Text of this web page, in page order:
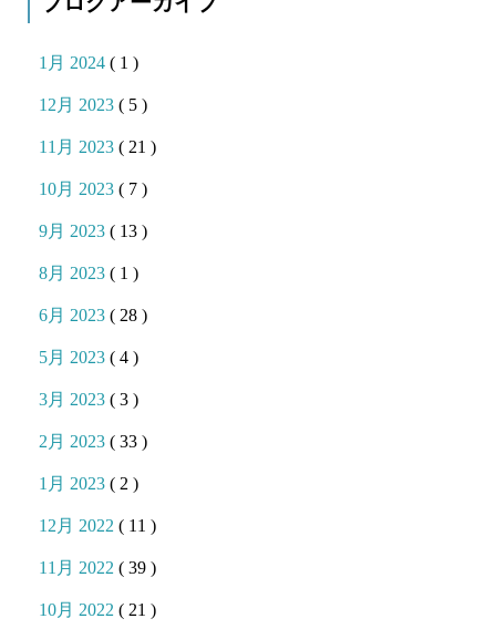
1月 2024( 1 )
12月 2023( 5 )
11月 2023( 21 )
10月 2023( 7 )
9月 2023( 13 )
8月 2023( 1 )
6月 2023( 28 )
5月 2023( 4 )
3月 2023( 3 )
2月 2023( 33 )
1月 2023( 2 )
12月 2022( 11 )
11月 2022( 39 )
10月 2022( 21 )